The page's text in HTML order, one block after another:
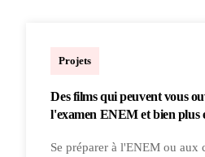
Projets
Des films qui peuvent vous
l'examen ENEM et bien plus
Se préparer à l'ENEM ou aux